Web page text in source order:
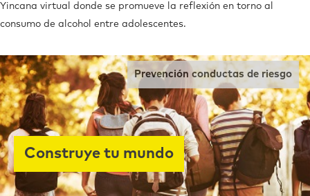
Yincana virtual donde se promueve la reflexión en torno al
consumo de alcohol entre adolescentes.
Construye tu mundo
Prevención conductas de riesgo